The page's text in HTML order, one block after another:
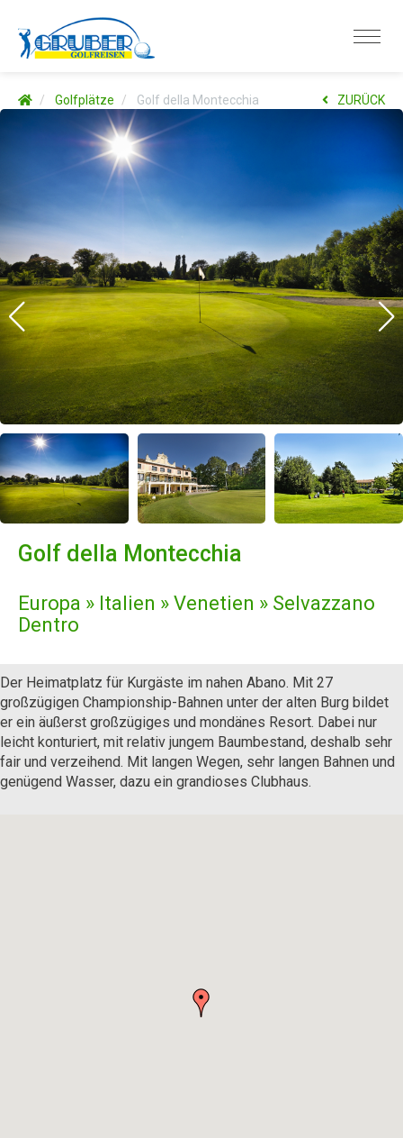
Golfplätze Golf della Montecchia ZURÜCK
Golf della Montecchia
Europa » Italien » Venetien » Selvazzano
Dentro
Der Heimatplatz für Kurgäste im nahen Abano. Mit 27
großzügigen Championship-Bahnen unter der alten Burg bildet
er ein äußerst großzügiges und mondänes Resort. Dabei nur
leicht konturiert, mit relativ jungem Baumbestand, deshalb sehr
fair und verzeihend. Mit langen Wegen, sehr langen Bahnen und
genügend Wasser, dazu ein grandioses Clubhaus.